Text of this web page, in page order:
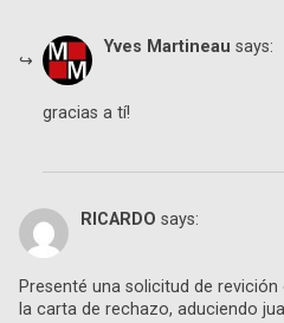
Yves Martineau says:
gracias a tí!
RICARDO says:
Presenté una solicitud de
la carta de rechazo, aduciendo